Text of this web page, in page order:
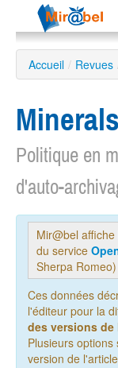
Le réseau
Soutien
Recherche
EN
ES
?
Accueil / Revues
Minerals
Politique en
d'auto-
Mir@bel
du service
Sherpa
Ces données
l'éditeur pour la
des versions de
Plusieurs
version de